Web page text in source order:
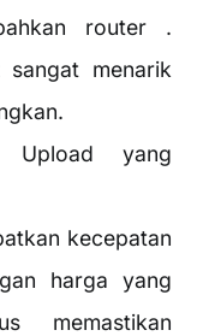
router .
sangat menarik
Upload yang
kecepatan
harga yang
memastikan